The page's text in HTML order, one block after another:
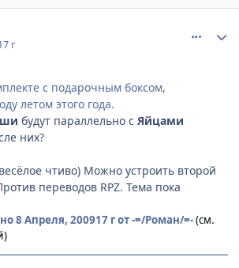
г
с подарочным боксом,
летом этого года.
будут параллельно с Яйцами
них?
чтиво) Можно устроить второй
переводов RPZ. Тема пока
8 Апреля, 200917 гот -=/Роман/=-(см.